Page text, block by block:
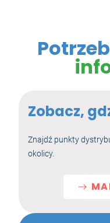
Zobacz,
Znajdź punkty
okolicy.